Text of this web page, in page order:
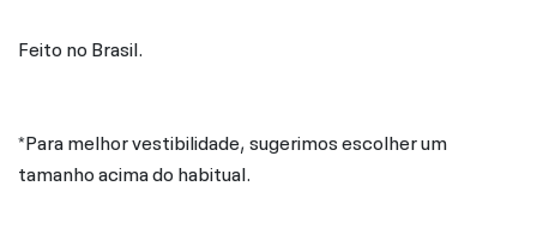
Feito no Brasil.
*Para melhor vestibilidade, sugerimos escolher um
tamanho acima do habitual.